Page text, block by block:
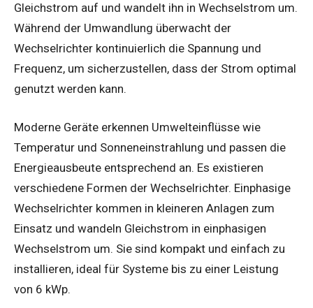
Gleichstrom auf und wandelt ihn in Wechselstrom um.
Während der Umwandlung überwacht der
Wechselrichter kontinuierlich die Spannung und
Frequenz, um sicherzustellen, dass der Strom optimal
genutzt werden kann.
Moderne Geräte erkennen Umwelteinflüsse wie
Temperatur und Sonneneinstrahlung und passen die
Energieausbeute entsprechend an. Es existieren
verschiedene Formen der Wechselrichter. Einphasige
Wechselrichter kommen in kleineren Anlagen zum
Einsatz und wandeln Gleichstrom in einphasigen
Wechselstrom um. Sie sind kompakt und einfach zu
installieren, ideal für Systeme bis zu einer Leistung
von 6 kWp.